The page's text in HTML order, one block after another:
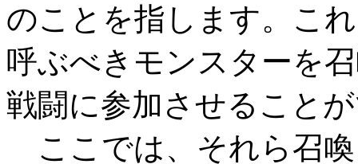
のことを指します。こ
呼ぶべきモンスターを
戦闘に参加させること
ここでは、それら召